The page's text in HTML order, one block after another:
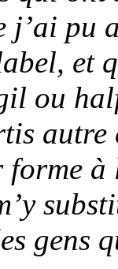
j’ai pu
et
ou
gens